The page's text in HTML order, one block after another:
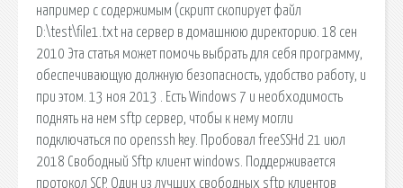
например с содержимым (скрипт скопирует файл
D:\test\file1.txt на сервер в домашнюю директорию. 18 сен
2010 Эта статья может помочь выбрать для себя программу,
обеспечивающую должную безопасность, удобство работу, и
при этом. 13 ноя 2013 . Есть Windows 7 и необходимость
поднять на нем sftp сервер, чтобы к нему могли
подключаться по openssh key. Пробовал freeSSHd 21 июл
2018 Свободный Sftp клиент windows. Поддерживается
протокол SCP. Один из лучших свободных sftp клиентов